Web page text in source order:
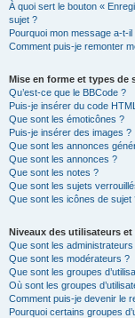
À quoi sert le bouton «
sujet ?
Pourquoi mon message a-t-
Comment puis-je remonter
Mise en forme et types de
Qu’est-ce que le BBCode ?
Puis-je insérer du code
Que sont les émoticônes ?
Puis-je insérer des images ?
Que sont les annonces
Que sont les annonces ?
Que sont les notes ?
Que sont les sujets
Que sont les icônes de sujet
Niveaux des utilisateurs
Que sont les administrateurs
Que sont les modérateurs ?
Que sont les groupes
Où sont les groupes
Comment puis-je devenir le
Pourquoi certains groupes